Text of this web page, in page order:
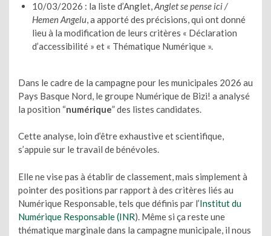
10/03/2026 : la liste d’Anglet,Anglet se pense ici /
Hemen Angelu, a apporté des précisions, qui ont donné
lieu à la modification de leurs critères « Déclaration
d’accessibilité » et « Thématique Numérique ».
Dans le cadre de la campagne pour les municipales 2026 au
Pays Basque Nord, le groupe Numérique de Bizi! a analysé
la position “numérique” des listes candidates.
Cette analyse, loin d’être exhaustive et scientifique,
s’appuie sur le travail de bénévoles.
Elle ne vise pas à établir de classement, mais simplement à
pointer des positions par rapport à des critères liés au
Numérique Responsable, tels que définis par l’Institut du
Numérique Responsable (INR). Même si ça reste une
thématique marginale dans la campagne municipale, il nous